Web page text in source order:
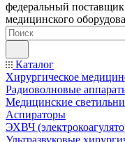
федеральный поставщик
медицинского
Каталог
Хирургическое
Радиоволновые
Медицинские
Аспираторы
ЭХВЧ
Ультразвуковые